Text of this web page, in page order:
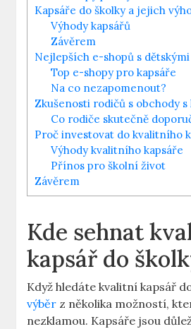
Kapsáře do školky a jejich
Výhody kapsářů
Závěrem
Nejlepších e-shopů s dětskými
Top e-shopy pro kapsáře
Na co nezapomenout?
Zkušenosti rodičů s obchody s
Co rodiče skutečně
Proč investovat do kvalitního
Výhody kvalitního kapsáře
Přínos pro školní život
Závěrem
Kde sehnat
kapsář do
Když hledáte kvalitní kapsář
výběr z několika možností,
nezklamou. Kapsáře jsou